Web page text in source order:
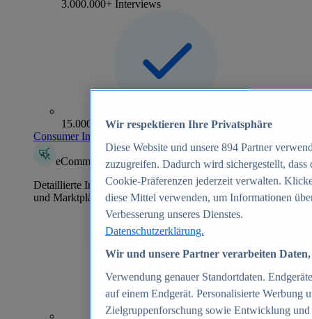
3.000.000+ Interviews
15.000+ Marken
Consumer Insights entdecken
eCommerce Insights
Detaillierte Informationen zu mehr als 39.000 Online-Shops
und Marktplätzen
70+
Wir respektieren Ihre Privatsphäre
Diese Website und unsere 894 Partner
zuzugreifen. Dadurch wird sichergestellt,
Cookie-Präferenzen jederzeit verwalten.
diese Mittel verwenden, um Informationen
Verbesserung unseres Dienstes.
Datenschutzerklärung.
Wir und unsere Partner verarbeiten
Verwendung genauer Standortdaten.
auf einem Endgerät. Personalisierte Werbung
Zielgruppenforschung sowie Entwicklung